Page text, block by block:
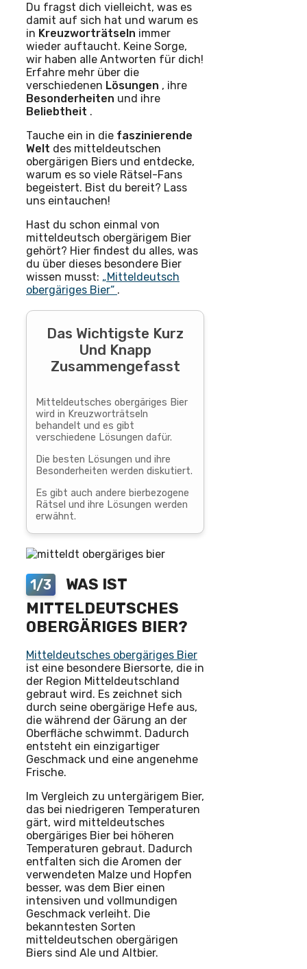
Du fragst dich vielleicht, was es
damit auf sich hat und warum es
in Kreuzworträtseln immer
wieder auftaucht. Keine Sorge,
wir haben alle Antworten für dich!
Erfahre mehr über die
verschiedenen Lösungen , ihre
Besonderheiten und ihre
Beliebtheit .
Tauche ein in die faszinierende
Welt des mitteldeutschen
obergärigen Biers und entdecke,
warum es so viele Rätsel-Fans
begeistert. Bist du bereit? Lass
uns eintauchen!
Hast du schon einmal von
mitteldeutsch obergärigem Bier
gehört? Hier findest du alles, was
du über dieses besondere Bier
wissen musst: „Mitteldeutsch
obergäriges Bier“ .
Das Wichtigste Kurz
Und Knapp
Zusammengefasst
Mitteldeutsches obergäriges Bier
wird in Kreuzworträtseln
behandelt und es gibt
verschiedene Lösungen dafür.
Die besten Lösungen und ihre
Besonderheiten werden diskutiert.
Es gibt auch andere bierbezogene
Rätsel und ihre Lösungen werden
erwähnt.
1/3
WAS IST
MITTELDEUTSCHES
OBERGÄRIGES BIER?
Mitteldeutsches obergäriges Bier
ist eine besondere Biersorte, die in
der Region Mitteldeutschland
gebraut wird. Es zeichnet sich
durch seine obergärige Hefe aus,
die während der Gärung an der
Oberfläche schwimmt. Dadurch
entsteht ein einzigartiger
Geschmack und eine angenehme
Frische.
Im Vergleich zu untergärigem Bier,
das bei niedrigeren Temperaturen
gärt, wird mitteldeutsches
obergäriges Bier bei höheren
Temperaturen gebraut. Dadurch
entfalten sich die Aromen der
verwendeten Malze und Hopfen
besser, was dem Bier einen
intensiven und vollmundigen
Geschmack verleiht. Die
bekanntesten Sorten
mitteldeutschen obergärigen
Biers sind Ale und Altbier.